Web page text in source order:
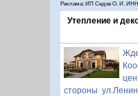
Реклама: ИП Седов О. И. ИНН
Утепление и
стороны